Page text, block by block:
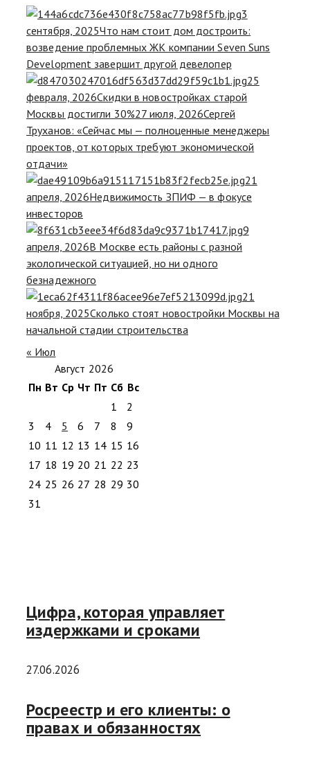
3
сентября, 2025Что нам стоит дом достроить:
возведение проблемных ЖК компании Seven Suns
Development завершит другой девелопер
25
февраля, 2026Скидки в новостройках старой
Москвы достигли 30%27 июля, 2026Сергей
Труханов: «Сейчас мы — полноценные менеджеры
проектов, от которых требуют экономической
отдачи»
21
апреля, 2026Недвижимость ЗПИФ — в фокусе
инвесторов
9
апреля, 2026В Москве есть районы с разной
экологической ситуацией, но ни одного
безнадежного
21
ноября, 2025Сколько стоят новостройки Москвы на
начальной стадии строительства
« Июл
Август 2026
Пн Вт Ср Чт Пт Сб Вс
1
2
3
4 5 6 7 8
9
10 11 12 13 14 15 16
17 18 19 20 21 22 23
24 25 26 27 28 29 30
31
Цифра, которая управляет
издержками и сроками
27.06.2026
Росреестр и его клиенты: о
правах и обязанностях